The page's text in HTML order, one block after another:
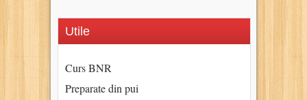
Utile
Curs BNR
Preparate din pui